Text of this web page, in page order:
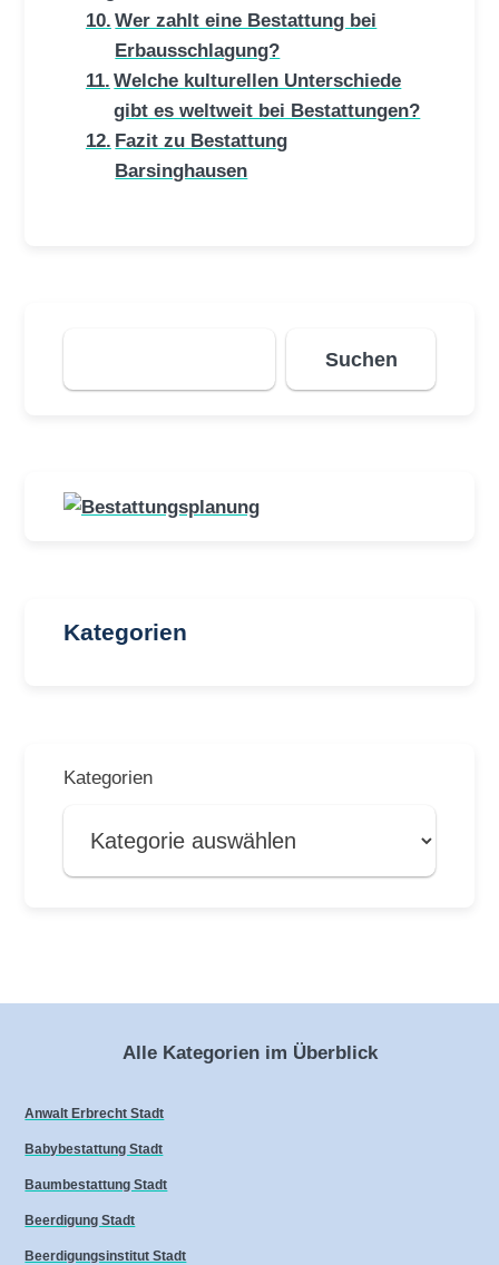
Wer zahlt eine Bestattung bei
Erbausschlagung?
Welche kulturellen Unterschiede
gibt es weltweit bei Bestattungen?
Fazit zu Bestattung
Barsinghausen
Suchen
Suchen
Kategorien
Kategorien
Alle Kategorien im Überblick
Anwalt Erbrecht Stadt
Babybestattung Stadt
Baumbestattung Stadt
Beerdigung Stadt
Beerdigungsinstitut Stadt